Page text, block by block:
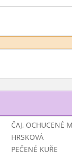
ČAJ, OCHUCENÉ
HRSKOVÁ
PEČENÉ KUŘE